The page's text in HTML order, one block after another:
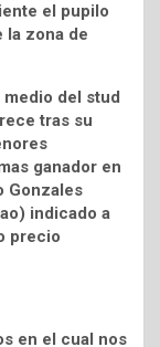
el pupilo
la zona de
del stud
tras su
ganador en
Gonzales
indicado a
precio
en el cual nos